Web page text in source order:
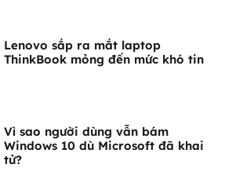
Lenovo sắp ra mắt laptop
ThinkBook mỏng đến mức khó tin
Vì sao người dùng vẫn bám
Windows 10 dù Microsoft đã khai
tử?